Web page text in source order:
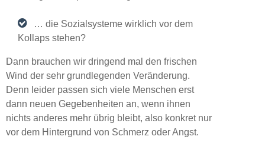
… die Sozialsysteme wirklich vor dem
Kollaps stehen?
Dann brauchen wir dringend mal den frischen
Wind der sehr grundlegenden Veränderung.
Denn leider passen sich viele Menschen erst
dann neuen Gegebenheiten an, wenn ihnen
nichts anderes mehr übrig bleibt, also konkret nur
vor dem Hintergrund von Schmerz oder Angst.